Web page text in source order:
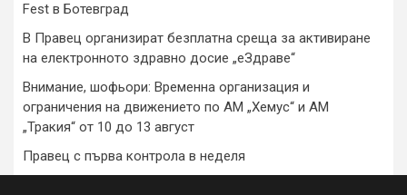
Fest в Ботевград
В Правец организират безплатна среща за активиране
на електронното здравно досие „еЗдраве“
Внимание, шофьори: Временна организация и
ограничения на движението по АМ „Хемус“ и АМ
„Тракия“ от 10 до 13 август
Правец с първа контрола в неделя